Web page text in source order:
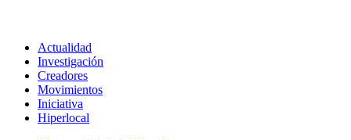
Actualidad
Investigación
Creadores
Movimientos
Iniciativa
Hiperlocal